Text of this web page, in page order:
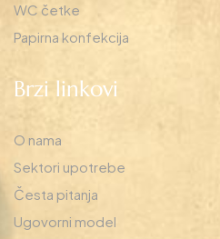
WC četke
Papirna konfekcija
Brzi linkovi
O nama
Sektori upotrebe
Česta pitanja
Ugovorni model